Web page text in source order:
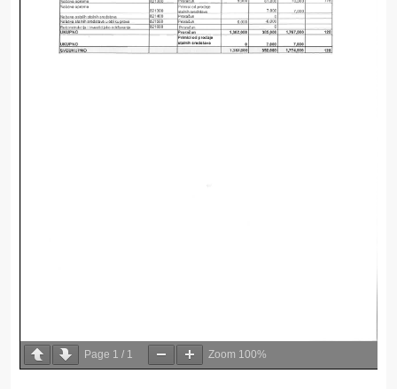
Page 1 / 1 Zoom 100%